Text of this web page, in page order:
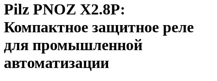
Pilz PNOZ X2.8P:
Компактное защитное реле
для промышленной
автоматизации